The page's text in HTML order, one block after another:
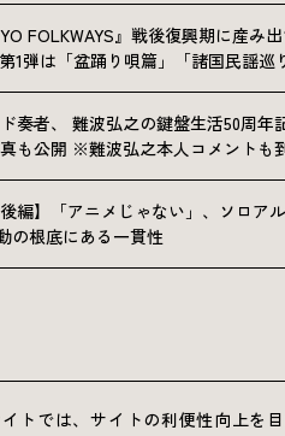
FOLKWAYS』戦後復興期に産み
1弾は「盆踊り唄篇」「諸国民謡巡
奏者、 難波弘之の鍵盤生活50周年
も公開 ※難波弘之本人コメントも
編】「アニメじゃない」、ソロア
の根底にある一貫性
トでは、サイトの利便性向上を